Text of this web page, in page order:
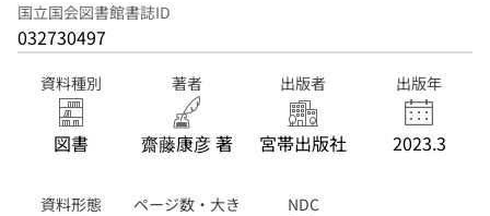
国立国会図書館書誌ID
032730497
資料種別
図書
著者
齋藤康彦 著
出版者
宮帯出版社
出版年
2023.3
資料形態
ページ数・大き
NDC